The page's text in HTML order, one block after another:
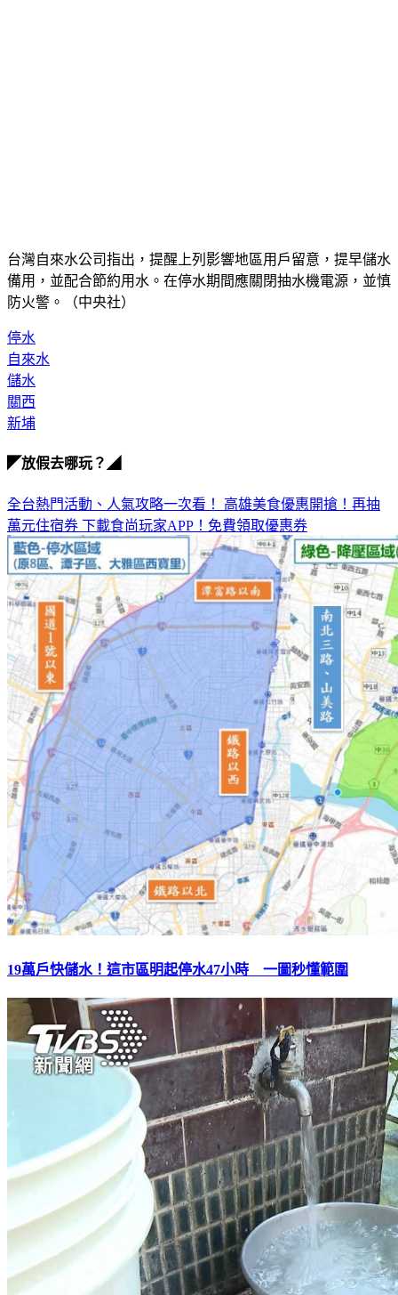
台灣自來水公司指出，提醒上列影響地區用戶留意，提早儲水
備用，並配合節約用水。在停水期間應關閉抽水機電源，並慎
防火警。（中央社）
停水
自來水
儲水
關西
新埔
◤放假去哪玩？◢
全台熱門活動、人氣攻略一次看！ 高雄美食優惠開搶！再抽
萬元住宿券 下載食尚玩家APP！免費領取優惠券
19萬戶快儲水！這市區明起停水47小時 一圖秒懂範圍